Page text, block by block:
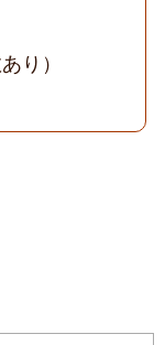
り）